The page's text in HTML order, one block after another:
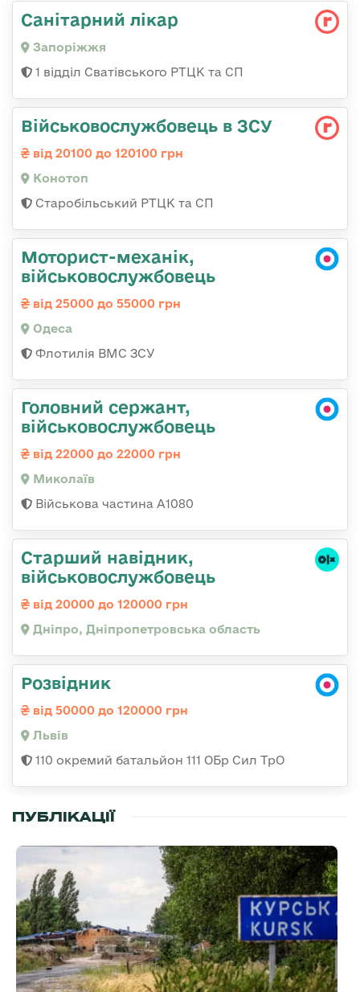
Санітарний лікар
Запоріжжя
1 відділ Сватівського РТЦК та СП
Військовослужбовець в ЗСУ
від 20100 до 120100 грн
Конотоп
Старобільський РТЦК та СП
Моторист-механік,
військовослужбовець
від 25000 до 55000 грн
Одеса
Флотилія ВМС ЗСУ
Головний сержант,
військовослужбовець
від 22000 до 22000 грн
Миколаїв
Військова частина А1080
Старший навідник,
військовослужбовець
від 20000 до 120000 грн
Дніпро, Дніпропетровська область
Розвідник
від 50000 до 120000 грн
Львів
110 окремий батальйон 111 ОБр Сил ТрО
ПУБЛІКАЦІЇ